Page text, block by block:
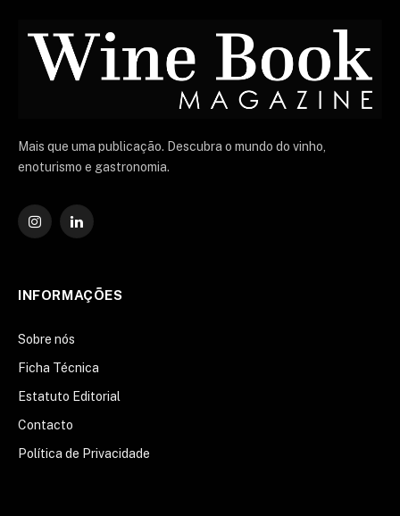
Mais que uma publicação. Descubra o mundo do vinho,
enoturismo e gastronomia.
Instagram
O
INFORMAÇÕES
Sobre nós
Ficha Técnica
Estatuto Editorial
Contacto
Política de Privacidade